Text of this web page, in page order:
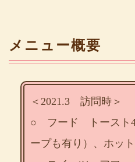
メニュー概要
＜2021.3 訪問時＞
○ フード トースト4
ープも有り）、ホッ